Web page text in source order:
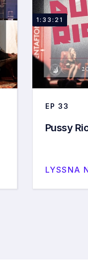
1:33:21
EP 33
Pussy
LYSSNA